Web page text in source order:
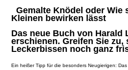
Gemalte Knödel oder Wie
Kleinen bewirken lässt
Das neue Buch von Harald
erschienen. Greifen Sie zu,
Leckerbissen noch ganz
Ein heißer Tipp für die besonders Neugierigen: